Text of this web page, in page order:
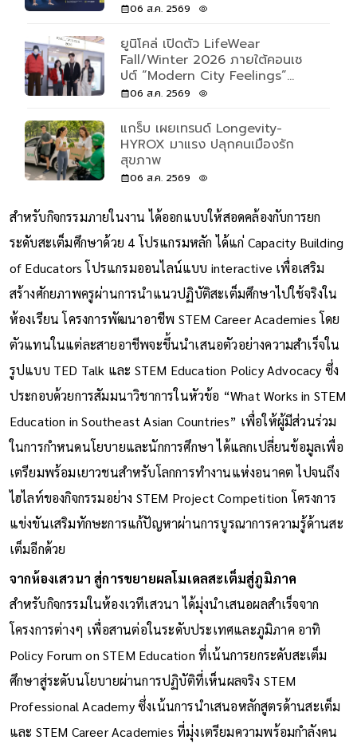
ของโลก เปิดรับแค่ 500 คนเท่านั้น
06 ส.ค. 2569
ยูนิโคล่ เปิดตัว LifeWear
Fall/Winter 2026 ภายใต้คอนเซ
ปต์ “Modern City Feelings”
สะท้อนความหลากหลายของผู้คนและ
วัน
06 ส.ค. 2569
แกร็บ เผยเทรนด์ Longevity-
HYROX มาแรง ปลุกคนเมืองรัก
สุขภาพ
06 ส.ค. 2569
สำหรับกิจกรรมภายในงาน ได้ออกแบบให้สอดคล้องกับการยก
ระดับสะเต็มศึกษาด้วย 4 โปรแกรมหลัก ได้แก่ Capacity Building
of Educators โปรแกรมออนไลน์แบบ interactive เพื่อเสริม
สร้างศักยภาพครูผ่านการนำแนวปฏิบัติสะเต็มศึกษาไปใช้จริงใน
ห้องเรียน โครงการพัฒนาอาชีพ STEM Career Academies โดย
ตัวแทนในแต่ละสายอาชีพจะขึ้นนำเสนอตัวอย่างความสำเร็จใน
รูปแบบ TED Talk และ STEM Education Policy Advocacy ซึ่ง
ประกอบด้วยการสัมมนาวิชาการในหัวข้อ “What Works in STEM
Education in Southeast Asian Countries” เพื่อให้ผู้มีส่วนร่วม
ในการกำหนดนโยบายและนักการศึกษา ได้แลกเปลี่ยนข้อมูลเพื่อ
เตรียมพร้อมเยาวชนสำหรับโลกการทำงานแห่งอนาคต ไปจนถึง
ไฮไลท์ของกิจกรรมอย่าง STEM Project Competition โครงการ
แข่งขันเสริมทักษะการแก้ปัญหาผ่านการบูรณาการความรู้ด้านสะ
เต็มอีกด้วย
จากห้องเสวนา สู่การขยายผลโมเดลสะเต็มสู่ภูมิภาค
สำหรับกิจกรรมในห้องเวทีเสวนา ได้มุ่งนำเสนอผลสำเร็จจาก
โครงการต่างๆ เพื่อสานต่อในระดับประเทศและภูมิภาค อาทิ
Policy Forum on STEM Education ที่เน้นการยกระดับสะเต็ม
ศึกษาสู่ระดับนโยบายผ่านการปฏิบัติที่เห็นผลจริง STEM
Professional Academy ซึ่งเน้นการนำเสนอหลักสูตรด้านสะเต็ม
และ STEM Career Academies ที่มุ่งเตรียมความพร้อมกำลังคน